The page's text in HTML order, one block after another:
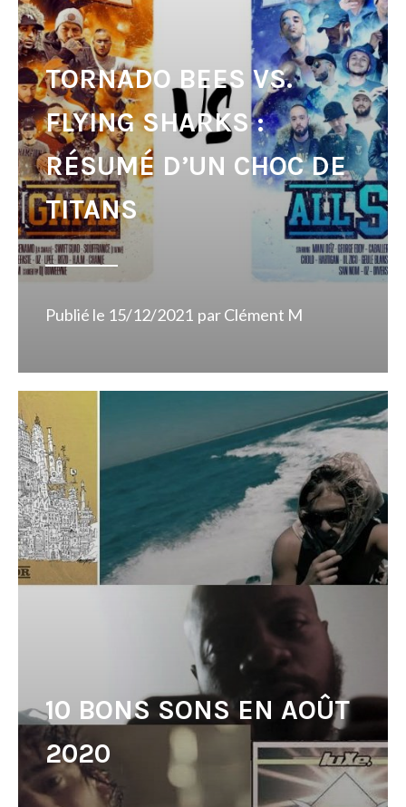
TORNADO BEES VS.
FLYING SHARKS :
RÉSUMÉ D’UN CHOC DE
TITANS
Publié le 15/12/2021 parClément M
10 BONS SONS EN AOÛT
2020